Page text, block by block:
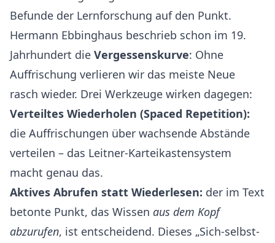
Befunde der Lernforschung auf den Punkt.
Hermann Ebbinghaus beschrieb schon im 19.
Jahrhundert die Vergessenskurve: Ohne
Auffrischung verlieren wir das meiste Neue
rasch wieder. Drei Werkzeuge wirken dagegen:
Verteiltes Wiederholen (Spaced Repetition):
die Auffrischungen über wachsende Abstände
verteilen – das Leitner-Karteikastensystem
macht genau das.
Aktives Abrufen statt Wiederlesen: der im Text
betonte Punkt, das Wissen aus dem Kopf
abzurufen, ist entscheidend. Dieses „Sich-selbst-